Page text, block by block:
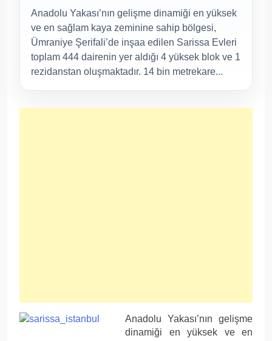
Anadolu Yakası’nın gelişme dinamiği en yüksek
ve en sağlam kaya zeminine sahip bölgesi,
Ümraniye Şerifali’de inşaa edilen Sarissa Evleri
toplam 444 dairenin yer aldığı 4 yüksek blok ve 1
rezidanstan oluşmaktadır. 14 bin metrekare...
Anadolu Yakası’nın gelişme
dinamiği en yüksek ve en